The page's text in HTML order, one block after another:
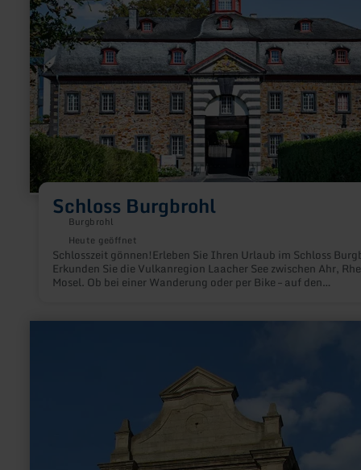
Schloss Burgbrohl
Burgbrohl
Heute geöffnet
Schlosszeit gönnen!Erleben Sie Ihren Urlaub im Schloss
Erkunden Sie die Vulkanregion Laacher See zwischen Ahr,
Mosel. Ob bei einer Wanderung oder per Bike – auf den
Kulturschätze & und vieles mehr zu entdecken.